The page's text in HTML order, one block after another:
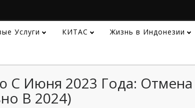
Услуги КИТАС Жизнь в Индонезии
С Июня 2023 Года:
В 2024)